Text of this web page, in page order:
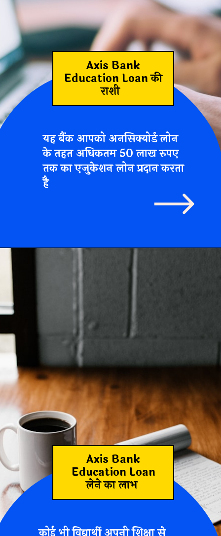
Axis Bank
Education Loan की
राशी
यह बैंक आपको अनसिक्योर्ड लोन
के तहत अधिकतम50 लाख रुपए
तक का एजुकेशन लोन प्रदान करता
है
Axis Bank
Education Loan
लेने का लाभ